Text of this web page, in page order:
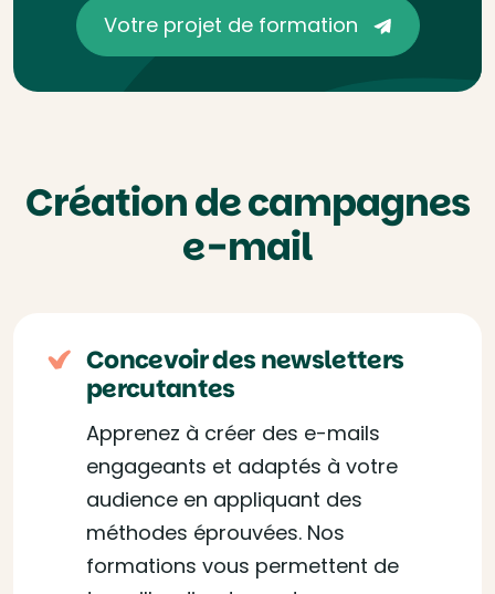
Votre projet de formation
Création de campagnes
e-mail
Concevoir des newsletters
percutantes
Apprenez à créer des e-mails
engageants et adaptés à votre
audience en appliquant des
méthodes éprouvées. Nos
formations vous permettent de